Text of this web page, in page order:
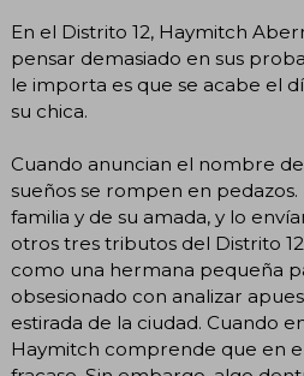
En el Distrito 12, Haymitch
pensar demasiado en sus
le importa es que se acabe el
su chica.
Cuando anuncian el nombre
sueños se rompen en pedazos.
familia y de su amada, y lo
otros tres tributos del Distrito
como una hermana pequeña
obsesionado con analizar
estirada de la ciudad. Cuando
Haymitch comprende que en